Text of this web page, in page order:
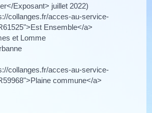
Exposant> juillet 2022)
collanges.fr/acces-au-service-
Ensemble</a>
et Lomme
collanges.fr/acces-au-service-
commune</a>